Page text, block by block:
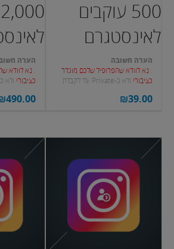
500 עוקבים
לאינסטגרם
הערה חשובה
: נא לוודא שהפרופיל שלכם מוגדר
כציבורי
ולא כ-Private עד לקבלת
₪39.00
הערה
: נא לוודא
כציבורי
490.00